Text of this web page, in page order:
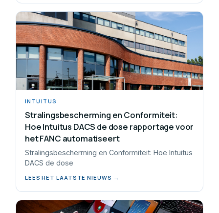
INTUITUS
Stralingsbescherming en Conformiteit:
Hoe Intuitus DACS de dose rapportage voor
het FANC automatiseert
Stralingsbescherming en Conformiteit: Hoe Intuitus
DACS de dose
LEES HET LAATSTE NIEUWS →